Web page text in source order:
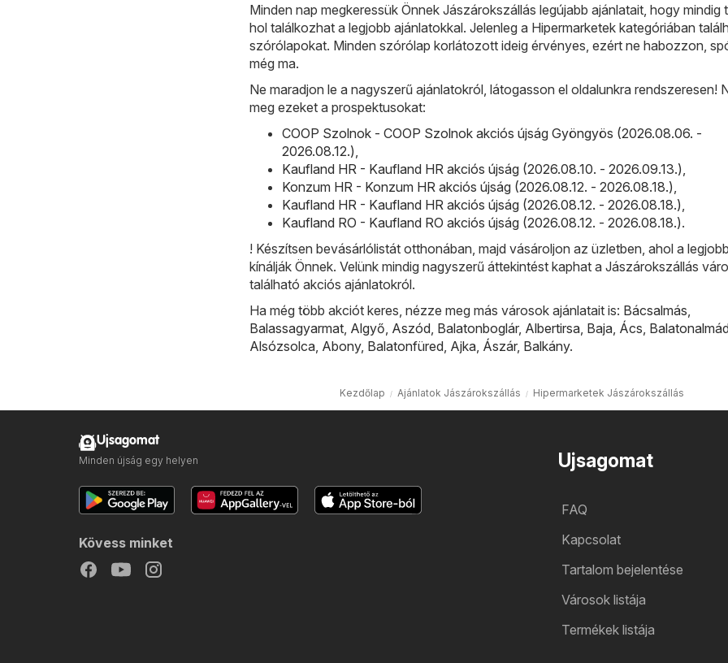
Minden nap megkeressük Önnek Jászárokszállás legújabb ajánlatait, hogy mindig
hol találkozhat a legjobb ajánlatokkal. Jelenleg a Hipermarketek kategóriában
szórólapokat. Minden szórólap korlátozott ideig érvényes, ezért ne habozzon,
még ma.
Ne maradjon le a nagyszerű ajánlatokról, látogasson el oldalunkra rendszeresen!
meg ezeket a prospektusokat:
COOP Szolnok - COOP Szolnok akciós újság Gyöngyös (2026.08.06. -
2026.08.12.)
Kaufland HR - Kaufland HR akciós újság (2026.08.10. - 2026.09.13.)
Konzum HR - Konzum HR akciós újság (2026.08.12. - 2026.08.18.)
Kaufland HR - Kaufland HR akciós újság (2026.08.12. - 2026.08.18.)
Kaufland RO - Kaufland RO akciós újság (2026.08.12. - 2026.08.18.).
! Készítsen bevásárlólistát otthonában, majd vásároljon az üzletben, ahol a
kínálják Önnek. Velünk mindig nagyszerű áttekintést kaphat a Jászárokszállás
található akciós ajánlatokról.
Ha még több akciót keres, nézze meg más városok ajánlatait is: Bácsalmás
Balassagyarmat Algyő Aszód Balatonboglár, Albertirsa Baja Ács
Alsózsolca Abony, Balatonfüred Ajka Ászár, Balkány.
Kezdőlap Ajánlatok Jászárokszállás Hipermarketek Jászárokszállás
Ujsagomat
FAQ
Kapcsolat
Tartalom bejelentése
Városok listája
Termékek listája
Ujsagomat
Minden újság egy helyen
Kövess minket